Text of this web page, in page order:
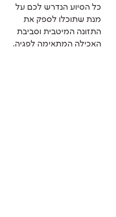
כל הסיוע הנדרש לכם על
מנת שתוכלו לספק את
התזונה המיטבית וסביבת
האכילה המתאימה לפגיה.